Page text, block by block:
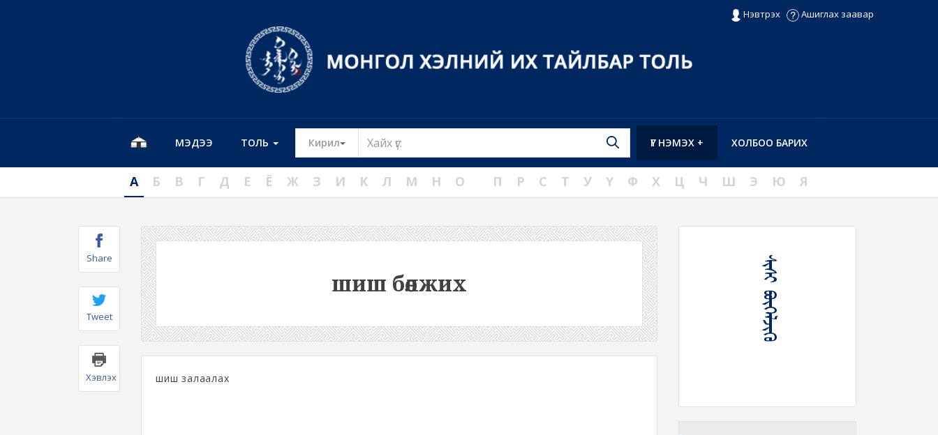
Нэвтрэх Ашиглах заавар
МЭДЭЭ ТОЛЬ Кирил Toggle Dropdown ХОЛБОО БАРИХ
ҮГ НЭМЭХ +
А Б В Г Д Е Ё Ж З И К Л М Н О П Р С Т У Ү Ф Х Ц Ч Ш Э Ю Я
Share
Tweet
Хэвлэх
шиш бөөлжих
шиш залаалах
ᠰᠢᠰᠢ ᠪᠥᠭᠡᠯᠵᠢᠬᠦ